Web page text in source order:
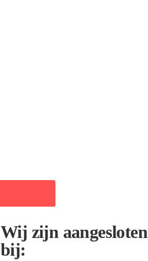
Wij zijn aangesloten
bij: